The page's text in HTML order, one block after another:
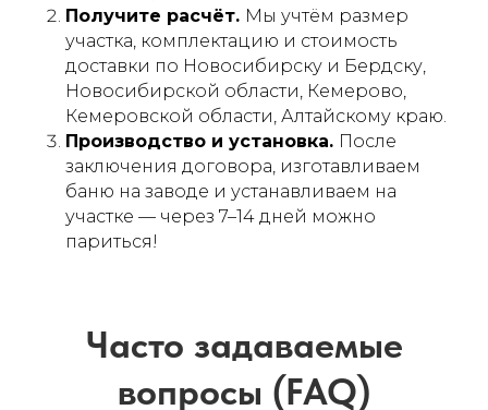
Получите расчёт. Мы учтём размер
участка, комплектацию и стоимость
доставки по Новосибирску и Бердску,
Новосибирской области, Кемерово,
Кемеровской области, Алтайскому краю.
Производство и установка. После
заключения договора, изготавливаем
баню на заводе и устанавливаем на
участке — через 7–14 дней можно
париться!